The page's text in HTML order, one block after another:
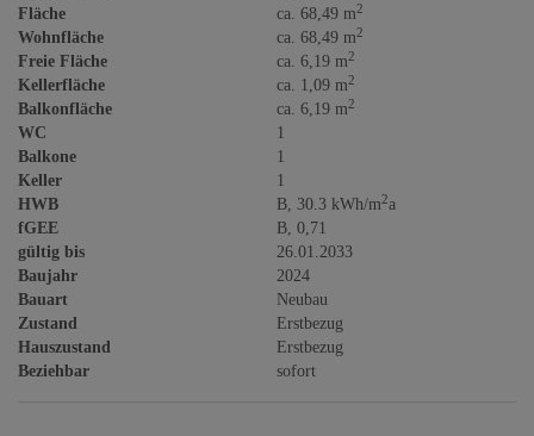
Fläche
ca. 68,49 m2
Wohnfläche ca. 68,49 m2
Freie Fläche ca. 6,19 m2
Kellerfläche ca. 1,09 m2
Balkonfläche ca. 6,19 m2
WC
1
Balkone
1
Keller
1
HWB
B, 30.3 kWh/m2a
fGEE
B, 0,71
gültig bis
26.01.2033
Baujahr
2024
Bauart
Neubau
Zustand
Erstbezug
Hauszustand
Erstbezug
Beziehbar
sofort